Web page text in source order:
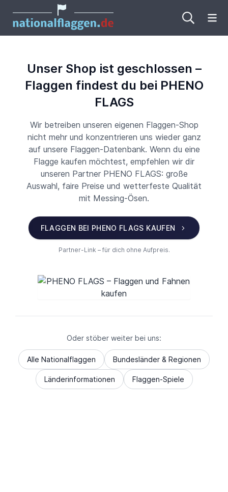
Unser Shop ist geschlossen –
Flaggen findest du bei PHENO
FLAGS
Wir betreiben unseren eigenen Flaggen-Shop
nicht mehr und konzentrieren uns wieder ganz
auf unsere Flaggen-Datenbank. Wenn du eine
Flagge kaufen möchtest, empfehlen wir dir
unseren Partner PHENO FLAGS: große
Auswahl, faire Preise und wetterfeste Qualität
mit Messing-Ösen.
FLAGGEN BEI PHENO FLAGS KAUFEN
Partner-Link – für dich ohne Aufpreis.
Oder stöber weiter bei uns:
Alle Nationalflaggen Bundesländer & Regionen
Länderinformationen Flaggen-Spiele